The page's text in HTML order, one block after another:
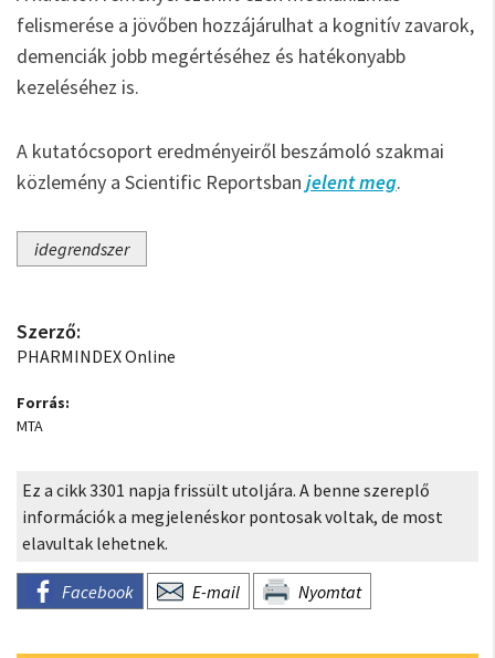
felismerése a jövőben hozzájárulhat a kognitív zavarok,
demenciák jobb megértéséhez és hatékonyabb
kezeléséhez is.
A kutatócsoport eredményeiről beszámoló szakmai
közlemény a Scientific Reportsban jelent meg.
idegrendszer
Szerző:
PHARMINDEX Online
Forrás:
MTA
Ez a cikk 3301 napja frissült utoljára. A benne szereplő
információk a megjelenéskor pontosak voltak, de most
elavultak lehetnek.
Facebook E-mail Nyomtat